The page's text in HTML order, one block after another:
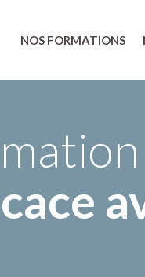
NOS FORMATIONS